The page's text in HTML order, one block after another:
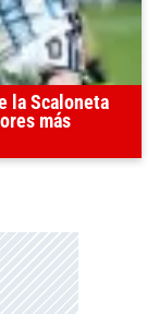
la Scaloneta
más